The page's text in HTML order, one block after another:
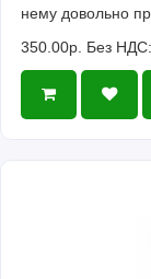
нему довольно
350.00р. Без